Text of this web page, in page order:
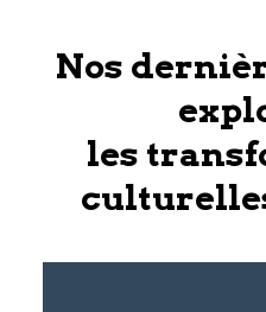
Nos
les